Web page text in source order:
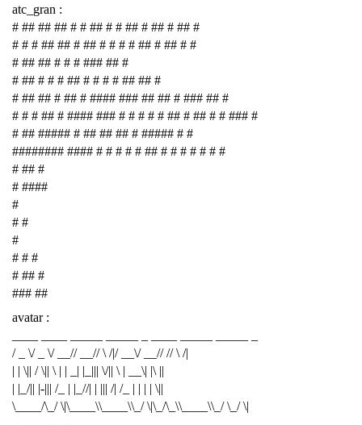
atc_gran :
# ## ## ## # # ## # # ## # ## # ## #
# # # ## ## # ## # # # # ## # ## # #
# ## ## # # # ### ## #
# ## # # # ## # # # # ## ## #
# ## ## # ## # #### ### ## ## # ### ## #
# # # ## # #### ### # # # # # ## # ## # # ### #
# ## ##### # ## ## ## # ##### # #
######## #### # # # # # ## # # # # # # #
# ## #
# ####
#
# #
#
# # #
# ## #
### ##
avatar :
/ _ \/ _ \/ __// __// \ /|/ __\/ __// // \ /|
| | \|| / \|| \ | | _| |_||| \/|| \ | __\| |\ ||
| |_/|| |-||| /_ | |_//| | ||| /| /_ | | | | \||
\____/\_/ \|\____\\____\\_/ \|\_/\_\\____\\_/ \_/ \|